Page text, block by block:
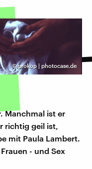
©prokop | photocase.de
Manchmal ist er
richtig geil ist,
mit Paula Lambert.
- und Sex